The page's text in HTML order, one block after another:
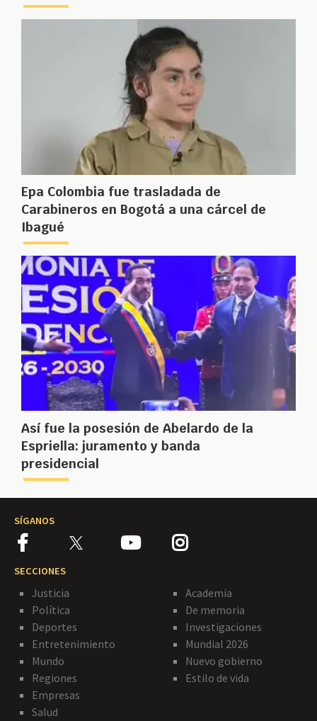
Epa Colombia fue trasladada de
Carabineros en Bogotá a una cárcel de
Ibagué
Así fue la posesión de Abelardo de la
Espriella: juramento y banda
presidencial
SÍGANOS
SECCIONES
Justicia
Política
Deportes
Entretenimiento
Mundo
Regiones
Empresas
Salud
Academia
De memoria
Investigaciones
Mundial 2026
Nuevo gobierno
Estilo de vida